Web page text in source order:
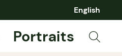
English
Portraits